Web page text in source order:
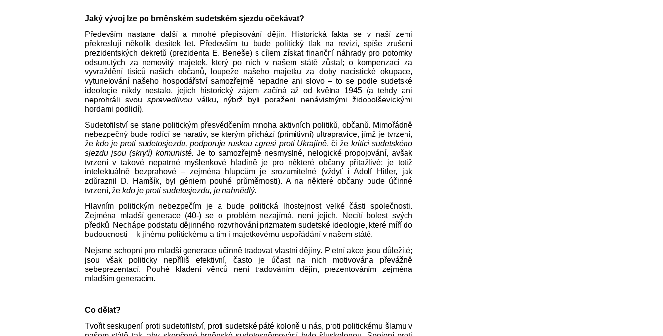
Jaký vývoj lze po brněnském sudetském sjezdu očekávat?
Především nastane další a mnohé přepisování dějin. Historická fakta se v naší zemi
překreslují několik desítek let. Především tu bude politický tlak na revizi, spíše zrušení
prezidentských dekretů (prezidenta E. Beneše) s cílem získat finanční náhrady pro potomky
odsunutých za nemovitý majetek, který po nich v našem státě zůstal; o kompenzaci za
vyvraždění tisíců našich občanů, loupeže našeho majetku za doby nacistické okupace,
vytunelování našeho hospodářství samozřejmě nepadne ani slovo – to se podle sudetské
ideologie nikdy nestalo, jejich historický zájem začíná až od května 1945 (a tehdy ani
neprohráli svou spravedlivouválku, nýbrž byli poraženi nenávistnými židobolševickými
hordami podlidí).
Sudetofilství se stane politickým přesvědčením mnoha aktivních politiků, občanů. Mimořádně
nebezpečný bude rodící se narativ, se kterým přichází (primitivní) ultrapravice, jímž je tvrzení,
žekdo je proti sudetosjezdu, podporuje ruskou agresi proti Ukrajině, či že kritici sudetského
sjezdu jsou (skrytí) komunisté. Je to samozřejmě nesmyslné, nelogické propojování, avšak
tvrzení v takové nepatrné myšlenkové hladině je pro některé občany přitažlivé; je totiž
intelektuálně bezprahové ‒ zejména hlupcům je srozumitelné (vždyť i Adolf Hitler, jak
zdůraznil D. Hamšík, byl géniem pouhé průměrnosti). A na některé občany bude účinné
tvrzení, že kdo je proti sudetosjezdu, je nahnědlý.
Hlavním politickým nebezpečím je a bude politická lhostejnost velké části společnosti.
Zejména mladší generace (40-) se o problém nezajímá, není jejich. Necítí bolest svých
předků. Nechápe podstatu dějinného rozvrhování prizmatem sudetské ideologie, které míří do
budoucnosti ‒ k jinému politickému a tím i majetkovému uspořádání v našem státě.
Nejsme schopni pro mladší generace účinně tradovat vlastní dějiny. Pietní akce jsou důležité;
jsou však politicky nepříliš efektivní, často je účast na nich motivována převážně
sebeprezentací. Pouhé kladení věnců není tradováním dějin, prezentováním zejména
mladším generacím.
Co dělat?
Tvořit seskupení proti sudetofilství, proti sudetské páté koloně u nás, proti politickému šlamu v